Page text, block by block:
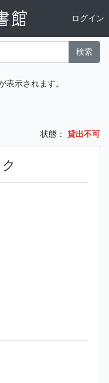
ログイン
検索
表示されます。
状態： 貸出不可